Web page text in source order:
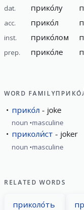
dat. прико́лу
acc. прико́л
inst. прико́лом
prep. прико́ле
WORD FAMILY
прико́л joke
noun masculine
приколи́ст joker
noun masculine
RELATED WORDS
приколо́ть